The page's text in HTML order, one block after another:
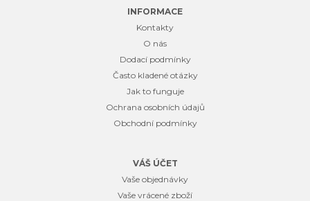
INFORMACE
Kontakty
O nás
Dodací podmínky
Často kladené otázky
Jak to funguje
Ochrana osobních údajů
Obchodní podmínky
VÁŠ ÚČET
Vaše objednávky
Vaše vrácené zboží